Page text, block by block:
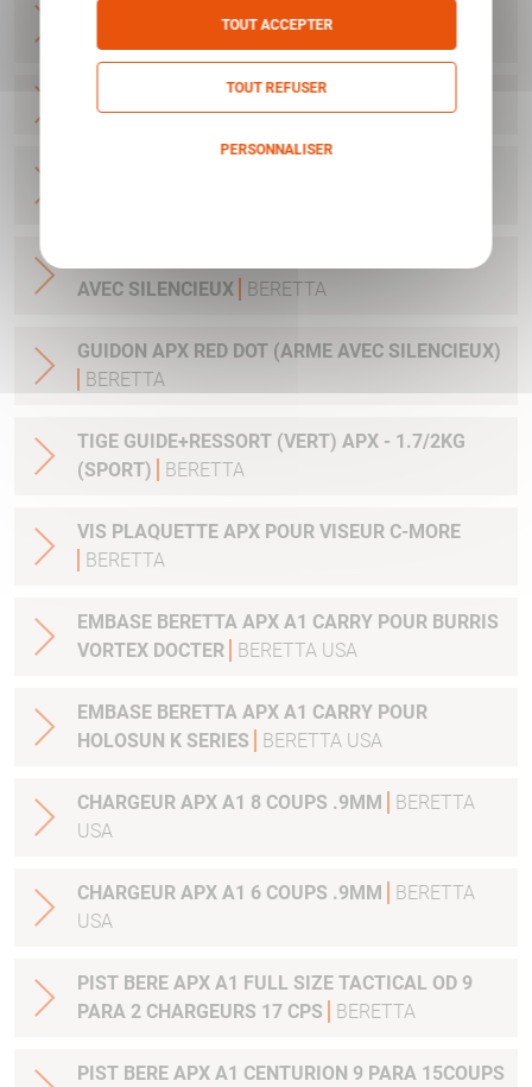
GUIDON APX 7.4MM (-0.6MM EQUAL +100MM
BERETTA
KIT SURETE AMBIDEXTRE APX
AVEC SILENCIEUX
BERETTA
GUIDON APX RED DOT (ARME AVEC SILENCIEUX)
BERETTA
TIGE GUIDE+RESSORT (VERT) APX - 1.7/2KG
(SPORT)
BERETTA
VIS PLAQUETTE APX POUR VISEUR C-MORE
BERETTA
EMBASE BERETTA APX A1 CARRY POUR BURRIS
VORTEX DOCTER
BERETTA USA
EMBASE BERETTA APX A1 CARRY POUR
HOLOSUN K SERIES
BERETTA USA
CHARGEUR APX A1 8 COUPS .9MM
BERETTA
USA
CHARGEUR APX A1 6 COUPS .9MM
BERETTA
USA
PIST BERE APX A1 FULL SIZE TACTICAL OD 9
PARA 2 CHARGEURS 17 CPS
BERETTA
PIST BERE APX A1 CENTURION 9 PARA 15COUPS
TOUT ACCEPTER
TOUT REFUSER
PERSONNALISER